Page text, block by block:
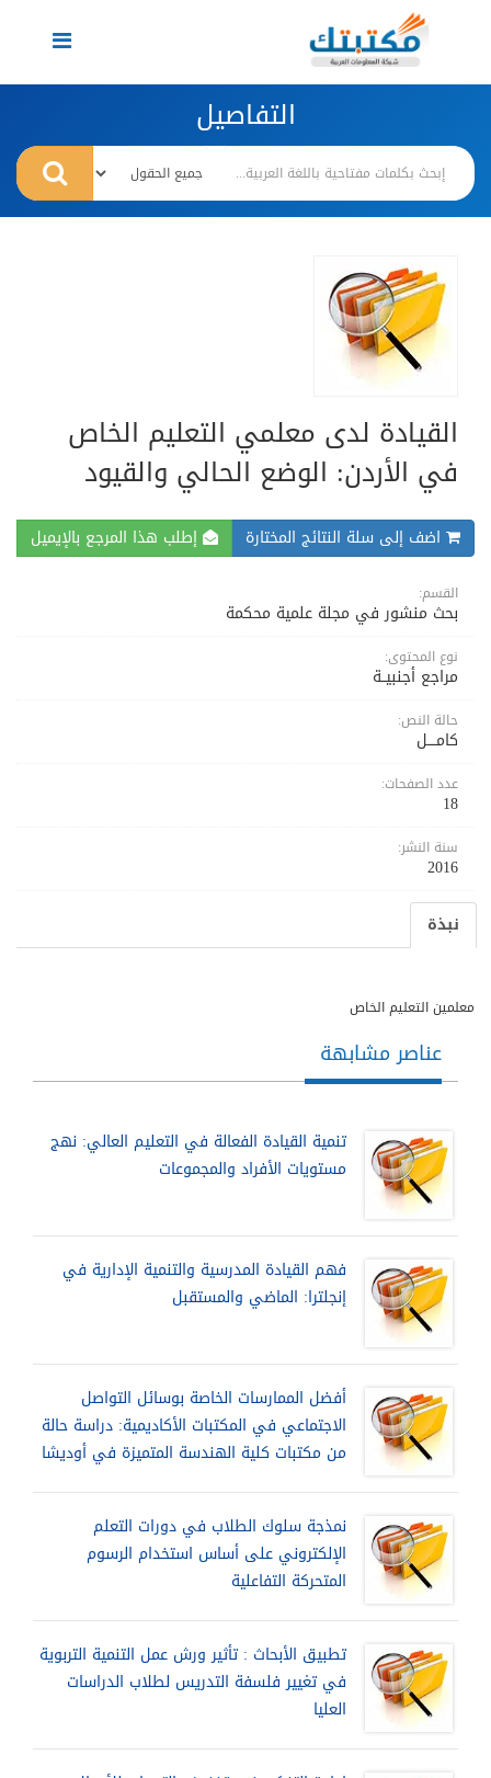
Toggle
navigation
التفاصيل
القيادة لدى معلمي التعليم الخاص
في الأردن: الوضع الحالي والقيود
اضف إلى سلة النتائج المختارة إطلب هذا المرجع بالإيميل
القسم:
بحث منشور في مجلة علمية محكمة
نوع المحتوى:
مراجع أجنبيــة
حالة النص:
كامــــل
عدد الصفحات:
18
سنة النشر:
2016
نبذة
معلمين التعليم الخاص
عناصر مشابهة
تنمية القيادة الفعالة في التعليم العالي: نهج
مستويات الأفراد والمجموعات
فهم القيادة المدرسية والتنمية الإدارية في
إنجلترا: الماضي والمستقبل
أفضل الممارسات الخاصة بوسائل التواصل
الاجتماعي في المكتبات الأكاديمية: دراسة حالة
من مكتبات كلية الهندسة المتميزة في أوديشا
نمذجة سلوك الطلاب في دورات التعلم
الإلكتروني على أساس استخدام الرسوم
المتحركة التفاعلية
تطبيق الأبحاث : تأثير ورش عمل التنمية التربوية
في تغيير فلسفة التدريس لطلاب الدراسات
العليا